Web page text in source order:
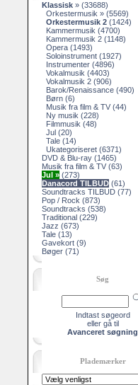
Klassisk » (33688)
Orkestermusik » (5569)
Orkestermusik 2 (1424)
Kammermusik (4700)
Kammermusik 2 (1148)
Opera (1493)
Soloinstrument (1927)
Instrumenter (4896)
Vokalmusik (4403)
Vokalmusik 2 (906)
Barok/Renaissance (490)
Børn (6)
Musik fra film & TV (44)
Ny musik (228)
Filmmusik (48)
Jul (20)
Tale (14)
Ukategoriseret (6371)
DVD & Blu-ray (1465)
Musik fra film & TV (63)
Jul » (273)
Danacord TILBUD (61)
Soundtracks TILBUD (77)
Pop / Rock (873)
Soundtracks (538)
Traditional (229)
Jazz (673)
Tale (13)
Gavekort (9)
Bøger (71)
Søg
Indtast søgeord
eller gå til
Avanceret søgning
Plademærker